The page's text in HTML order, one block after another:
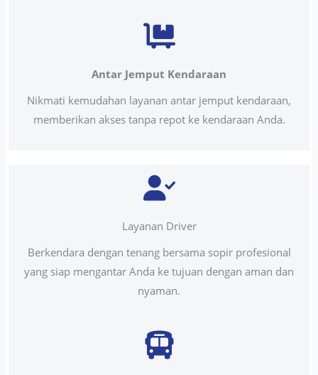
Antar Jemput Kendaraan
Nikmati kemudahan layanan antar jemput kendaraan,
memberikan akses tanpa repot ke kendaraan Anda.
Layanan Driver
Berkendara dengan tenang bersama sopir profesional
yang siap mengantar Anda ke tujuan dengan aman dan
nyaman.